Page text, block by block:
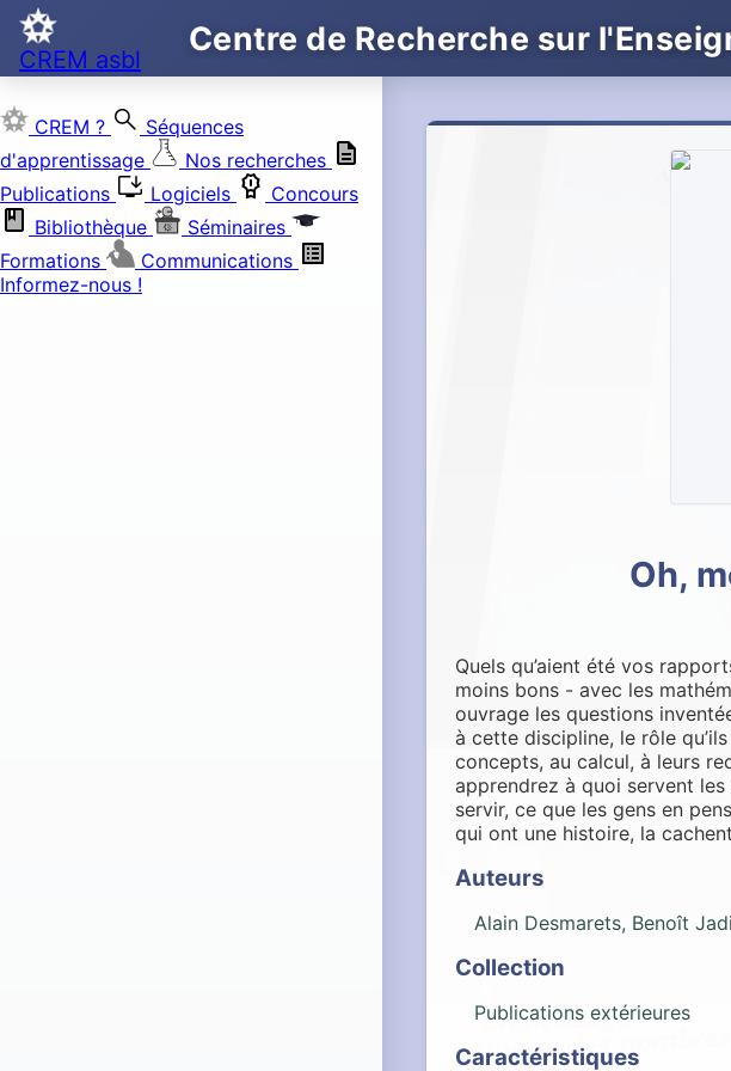
CREM asbl
Centre de Recherche sur
CREM ? search Séquences
d'apprentissage
Nos recherches
Publications install_desktop Logiciels
Concours
Bibliothèque
Séminaires
Formations
Communications
Informez-nous !
Oh,
Quels qu’aient été vos
moins bons - avec les
ouvrage les questions
à cette discipline, le rôle
concepts, au calcul, à leurs
apprendrez à quoi servent
servir, ce que les gens en
qui ont une histoire, la
Auteurs
Alain Desmarets, Benoît
Collection
Publications extérieures
Caractéristiques